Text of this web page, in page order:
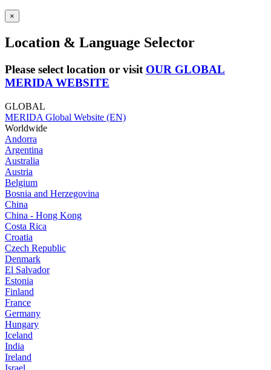
×
Location & Language Selector
Please select location or visit OUR GLOBAL
MERIDA WEBSITE
GLOBAL
MERIDA Global Website (EN)
Worldwide
Andorra
Argentina
Australia
Austria
Belgium
Bosnia and Herzegovina
China
China - Hong Kong
Costa Rica
Croatia
Czech Republic
Denmark
El Salvador
Estonia
Finland
France
Germany
Hungary
Iceland
India
Ireland
Israel